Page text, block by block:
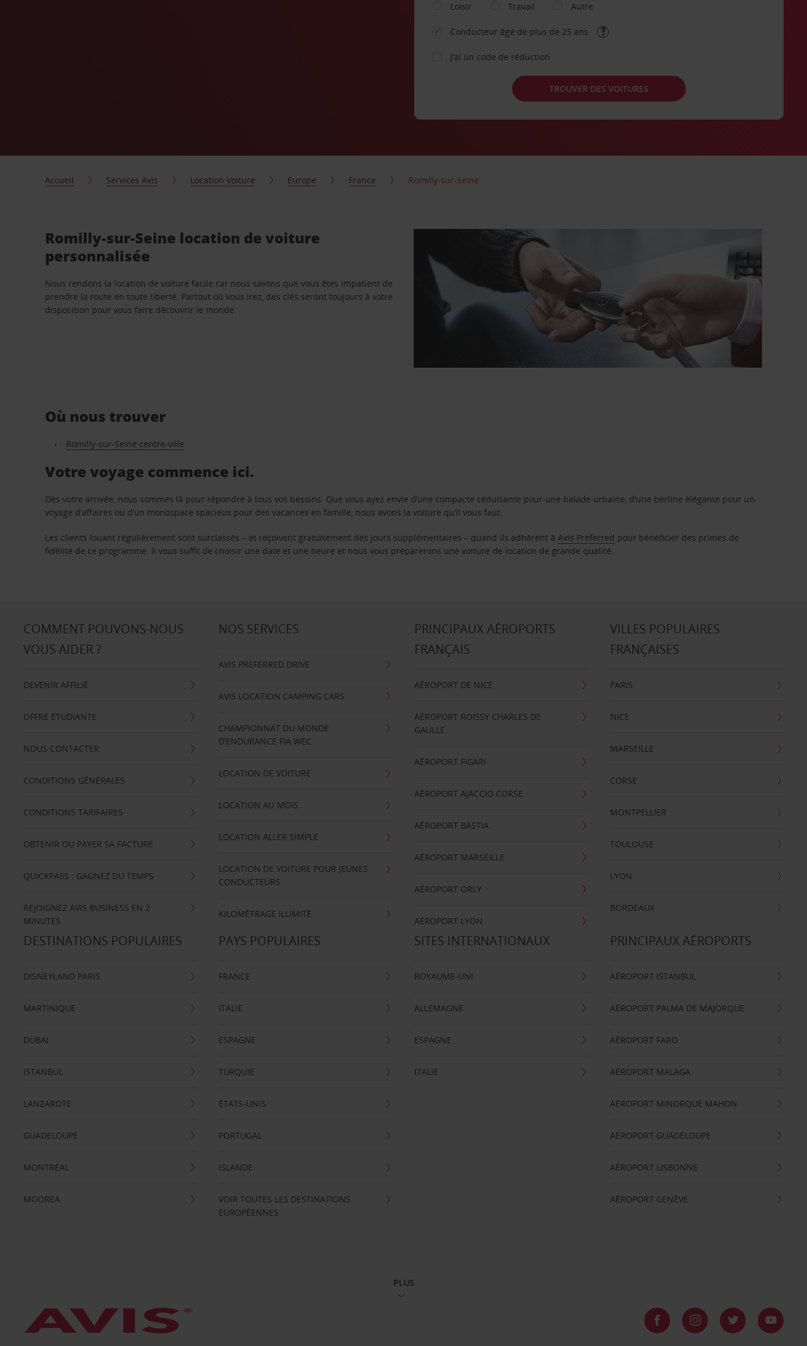
Loisir
Travail Autre
Conducteur âgé de plus de 25 ans
J’ai un code de réduction
TROUVER DES VOITURES
Accueil Services Avis Location Voiture Europe France Romilly-sur-Seine
Romilly-sur-Seine location de voiture
personnalisée
Nous rendons la location de voiture facile car nous savons que vous êtes impatient de
prendre la route en toute liberté. Partout où vous irez, des clés seront toujours à votre
disposition pour vous faire découvrir le monde.
Où nous trouver
Romilly-sur-Seine centre-ville
Votre voyage commence ici.
Dès votre arrivée, nous sommes là pour répondre à tous vos besoins. Que vous ayez envie d’une compacte séduisante pour une balade urbaine, d’une berline élégante pour un
voyage d’affaires ou d’un monospace spacieux pour des vacances en famille, nous avons la voiture qu’il vous faut.
Les clients louant régulièrement sont surclassés – et reçoivent gratuitement des jours supplémentaires – quand ils adhèrent àAvis Preferred pour bénéficier des primes de
fidélité de ce programme. Il vous suffit de choisir une date et une heure et nous vous préparerons une voiture de location de grande qualité.
COMMENT POUVONS-NOUS
VOUS AIDER ?
DEVENIR AFFILIÉ
OFFRE ÉTUDIANTE
NOUS CONTACTER
CONDITIONS GÉNÉRALES
CONDITIONS TARIFAIRES
OBTENIR OU PAYER SA FACTURE
QUICKPASS : GAGNEZ DU TEMPS
REJOIGNEZ AVIS BUSINESS EN 2
MINUTES
NOS SERVICES
AVIS PREFERRED DRIVE
AVIS LOCATION CAMPING CARS
CHAMPIONNAT DU MONDE
D’ENDURANCE FIA WEC
LOCATION DE VOITURE
LOCATION AU MOIS
LOCATION ALLER SIMPLE
LOCATION DE VOITURE POUR JEUNES
CONDUCTEURS
KILOMÉTRAGE ILLIMITÉ
PRINCIPAUX AÉROPORTS
FRANÇAIS
AÉROPORT DE NICE
AÉROPORT ROISSY CHARLES DE
GAULLE
AÉROPORT FIGARI
AÉROPORT AJACCIO CORSE
AÉROPORT BASTIA
AÉROPORT MARSEILLE
AÉROPORT ORLY
AÉROPORT LYON
VILLES POPULAIRES
FRANÇAISES
PARIS
NICE
MARSEILLE
CORSE
MONTPELLIER
TOULOUSE
LYON
BORDEAUX
DESTINATIONS POPULAIRES
DISNEYLAND PARIS
MARTINIQUE
DUBAÏ
ISTANBUL
LANZAROTE
GUADELOUPE
MONTRÉAL
MOOREA
PAYS POPULAIRES
FRANCE
ITALIE
ESPAGNE
TURQUIE
ÉTATS-UNIS
PORTUGAL
ISLANDE
VOIR TOUTES LES DESTINATIONS
EUROPÉENNES
SITES INTERNATIONAUX
ROYAUME-UNI
ALLEMAGNE
ESPAGNE
ITALIE
PRINCIPAUX AÉROPORTS
AÉROPORT ISTANBUL
AÉROPORT PALMA DE MAJORQUE
AÉROPORT FARO
AÉROPORT MALAGA
AÉROPORT MINORQUE MAHON
AÉROPORT GUADELOUPE
AÉROPORT LISBONNE
AÉROPORT GENÈVE
PLUS